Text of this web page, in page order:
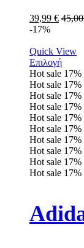
39,99 €
-17%
Quick View
Επιλογή
Hot sale 17%
Hot sale 17%
Hot sale 17%
Hot sale 17%
Hot sale 17%
Hot sale 17%
Hot sale 17%
Hot sale 17%
Hot sale 17%
Hot sale 17%